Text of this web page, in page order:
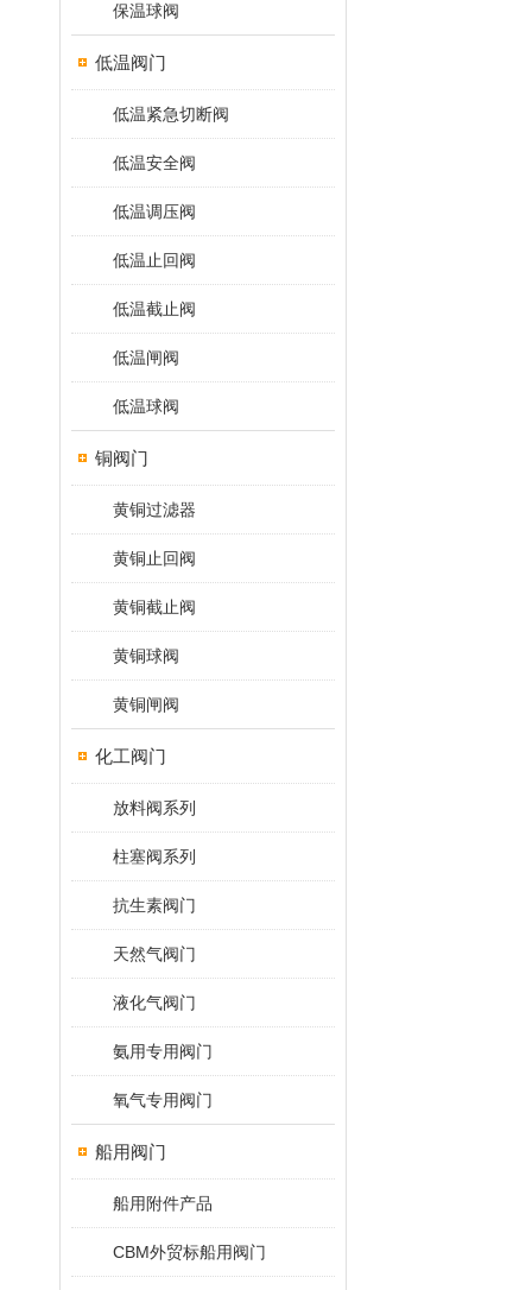
保温球阀
低温阀门
低温紧急切断阀
低温安全阀
低温调压阀
低温止回阀
低温截止阀
低温闸阀
低温球阀
铜阀门
黄铜过滤器
黄铜止回阀
黄铜截止阀
黄铜球阀
黄铜闸阀
化工阀门
放料阀系列
柱塞阀系列
抗生素阀门
天然气阀门
液化气阀门
氨用专用阀门
氧气专用阀门
船用阀门
船用附件产品
CBM外贸标船用阀门